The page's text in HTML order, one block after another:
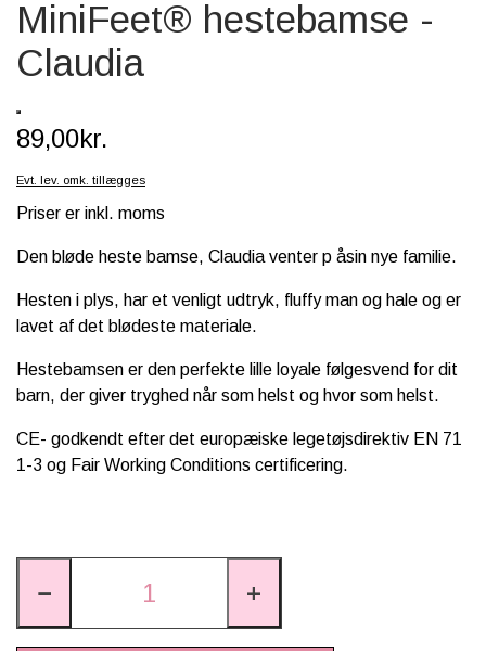
SCHLEICH® HEST & TILBEHØR
MiniFeet® hestebamse -
Claudia
89,00kr.
Evt. lev. omk. tillægges
Priser er inkl. moms
Den bløde heste bamse, Claudia venter p åsin nye familie.
Hesten i plys, har et venligt udtryk, fluffy man og hale og er
lavet af det blødeste materiale.
Hestebamsen er den perfekte lille loyale følgesvend for dit
barn, der giver tryghed når som helst og hvor som helst.
CE- godkendt efter det europæiske legetøjsdirektiv EN 71
1-3 og Fair Working Conditions certificering.
− +